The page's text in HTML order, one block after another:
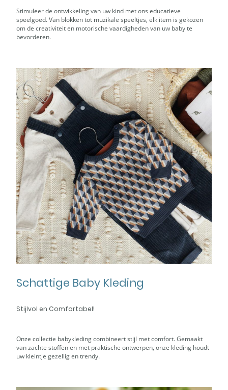
Stimuleer de ontwikkeling van uw kind met ons educatieve
speelgoed. Van blokken tot muzikale speeltjes, elk item is gekozen
om de creativiteit en motorische vaardigheden van uw baby te
bevorderen.
Schattige Baby Kleding
Stijlvol en Comfortabel!
Onze collectie babykleding combineert stijl met comfort. Gemaakt
van zachte stoffen en met praktische ontwerpen, onze kleding houdt
uw kleintje gezellig en trendy.